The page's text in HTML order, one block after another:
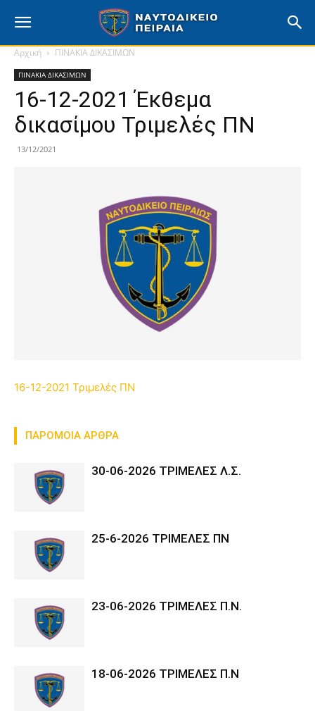
Ναυτοδικείο
Πειραιά
Αρχική ΠΙΝΑΚΙΑ ΔΙΚΑΣΙΜΩΝ
ΠΙΝΑΚΙΑ ΔΙΚΑΣΙΜΩΝ
16-12-2021 Έκθεμα
δικασίμου Τριμελές ΠΝ
13/12/2021
16-12-2021 Τριμελές ΠΝ
ΠΑΡΟΜΟΙΑ ΑΡΘΡΑ
30-06-2026 ΤΡΙΜΕΛΕΣ Λ.Σ.
25-6-2026 ΤΡΙΜΕΛΕΣ ΠΝ
23-06-2026 ΤΡΙΜΕΛΕΣ Π.Ν.
18-06-2026 ΤΡΙΜΕΛΕΣ Π.Ν